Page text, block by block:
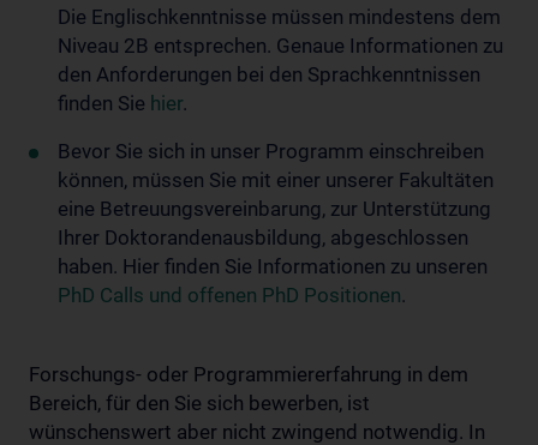
Die Englischkenntnisse müssen mindestens dem
Niveau 2B entsprechen. Genaue Informationen zu
den Anforderungen bei den Sprachkenntnissen
finden Sie hier.
Bevor Sie sich in unser Programm einschreiben
können, müssen Sie mit einer unserer Fakultäten
eine Betreuungsvereinbarung, zur Unterstützung
Ihrer Doktorandenausbildung, abgeschlossen
haben. Hier finden Sie Informationen zu unseren
PhD Calls und offenen PhD Positionen.
Forschungs- oder Programmiererfahrung in dem
Bereich, für den Sie sich bewerben, ist
wünschenswert aber nicht zwingend notwendig. In